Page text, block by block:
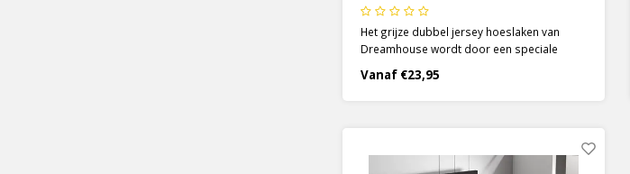
Het grijze dubbel jersey hoeslaken van
Dreamhouse wordt door een speciale
techniek gemaakt. Het zachte 100% katoen
is, door deze techniek, elastisch en heeft
een dichte structuur.
Vanaf €23,95